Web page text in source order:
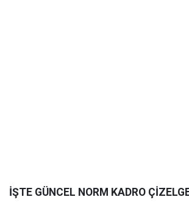
İŞTE GÜNCEL NORM KADRO